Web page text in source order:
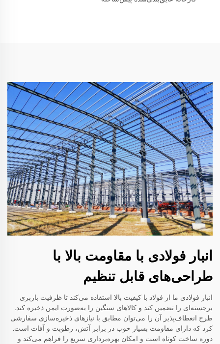
انبار فولادی با مقاومت بالا با
طراحی‌های قابل تنظیم
انبار فولادی ما از فولاد با کیفیت بالا استفاده می‌کند تا ظرفیت باربری
برجسته‌ای را تضمین کند و کالاهای سنگین را به‌صورت ایمن ذخیره کند.
طرح انعطاف‌پذیر آن را می‌توان مطابق با نیازهای ذخیره‌سازی سفارشی
کرد که دارای مقاومت بسیار خوب در برابر آتش، رطوبت و آفات است.
دوره ساخت کوتاه است و امکان بهره‌برداری سریع را فراهم می‌کند و